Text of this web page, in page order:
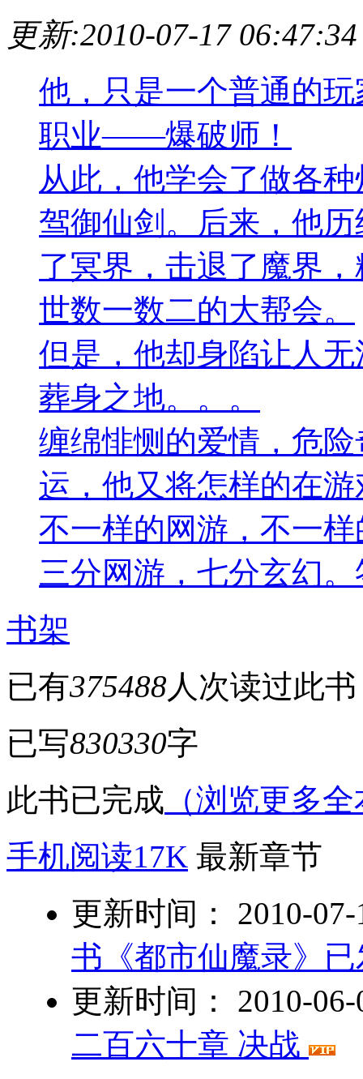
更新:2010-07-17 06:47:34
他，只是一个普通的
职业——爆破师！
从此，他学会了做各
驾御仙剑。后来，他
了冥界，击退了魔界
世数一数二的大帮会。
但是，他却身陷让人
葬身之地。。。
缠绵悱恻的爱情，危
运，他又将怎样的在
不一样的网游，不一
三分网游，七分玄幻
书架
已有375488人次读过此书
已写830330字
此书已完成 （浏览更多
手机阅读17K 最新章节
更新时间： 2010-
书《都市仙魔录》已
更新时间： 2010-
二百六十章 决战